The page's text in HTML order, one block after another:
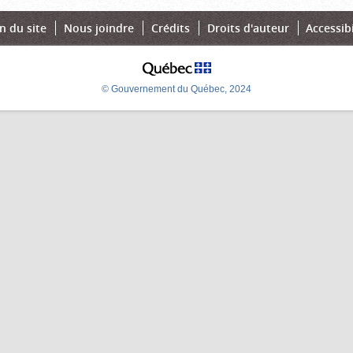
du site Nous joindre Crédits Droits d'auteur
© Gouvernement du Québec, 2024